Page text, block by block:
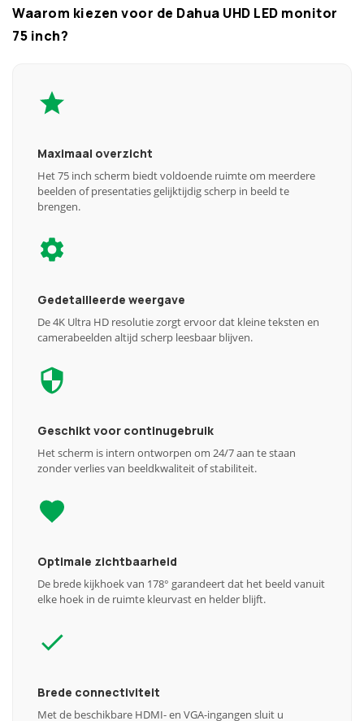
Waarom kiezen voor de Dahua UHD LED monitor
75 inch?
Maximaal overzicht
Het 75 inch scherm biedt voldoende ruimte om meerdere
beelden of presentaties gelijktijdig scherp in beeld te
brengen.
Gedetailleerde weergave
De 4K Ultra HD resolutie zorgt ervoor dat kleine teksten en
camerabeelden altijd scherp leesbaar blijven.
Geschikt voor continugebruik
Het scherm is intern ontworpen om 24/7 aan te staan
zonder verlies van beeldkwaliteit of stabiliteit.
Optimale zichtbaarheid
De brede kijkhoek van 178° garandeert dat het beeld vanuit
elke hoek in de ruimte kleurvast en helder blijft.
Brede connectiviteit
Met de beschikbare HDMI- en VGA-ingangen sluit u